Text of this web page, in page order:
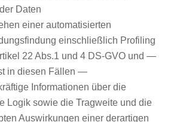
Daten
einer automatisierten
einschließlich Profiling
22 Abs.1 und 4 DS-GVO und —
in diesen Fällen —
Informationen über die
Logik sowie die Tragweite und die
Auswirkungen einer derartigen